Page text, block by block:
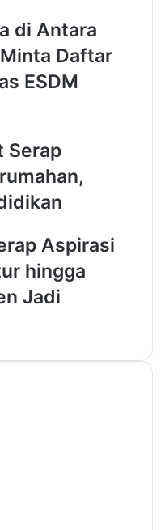
di Antara
Daftar
ESDM
Serap
Aspirasi
hingga
Jadi